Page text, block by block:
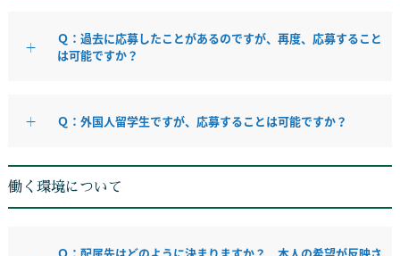
Ｑ：過去に応募したことがあるのですが、再度、応募すること
は可能ですか？
Ｑ：外国人留学生ですが、応募することは可能ですか？
働く環境について